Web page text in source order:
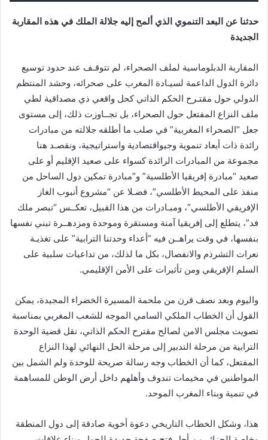
حدثنا عن البعد التنموي الذي ألمح إليه جلالة الملك في هذه المقاربة
الجديدة
المقاربة الدبلوماسية لملف الصحراء، لم تتوقـف عند حدود توسيع
دائرة الدول الداعمة لسيـادة المغرب على صحرائه، وحشد المنتظم
الدولي حول مقتـرح الحكم الذاتي كحل واقعي ذي مصداقية لطي
ملف النزاع المفتعل حول الصحراء، بل تجــاوزت ذلك، إلى مستوى
جعل “الصحراء المغربية” في صلب ما أطلقه جلالته من مبادرات
رائدة ذات أبعاد تنموية وجيواقتصادية واستراتيجية، ونقصـد هنا
مجموعة من المبادرات الرائدة كسواء على صعيد الإقليم أو على
صعيد “مبادرة إفريقيا الأطلسية” و”مبادرة تمكين دول الساحل من
منفذ على المحيط الأطلسي”، فضـلا عن “مشروع أنبوب الغاز
الإفريقي الأطلسي”، ومبـادرات من هذا القبيل، تعكــس “تبصر ملك
فد”، يتطلع إلى إفريقيا آمنة ومستقرة وموحدة ومزدهــرة تبني نفسها
بنفسها، في وقت يراهــن فيه “أعداء وحدتنا الترابية” على تغذيـة
نعرات التشرذم والانفصال، بكل ما لذلك، من تداعيات سلبية على
السلم الإفريقي ومن تأثيرات على الأمن الإقليمي.
واليوم وبعد نصف قرن من ملحمة المسيرة الخضراء المجيدة، يمكن
القول أن الخطاب الملكي السامي الموجه للشعب المغربي بمناسبة
تصويت مجلس الامن لصالح مقترح الحكم الذاتي، نقل قضية الوحدة
الترابية من مرحلة التدبير إلى مرحلة الحل النهائي لهذا النزاع
المفتعل، كما أن الخطاب وجه رسالة صريحة للوحدة ولم الشمل بين
المواطنين في مخيمات تندوف وأهلهم داخل أرض الوطن للمساهمة
في تنمية وبناء المغرب الموحد.
هذا، وشكل الخطاب التاريخي دعوة أخوية صادقة إلى دول المنطقة